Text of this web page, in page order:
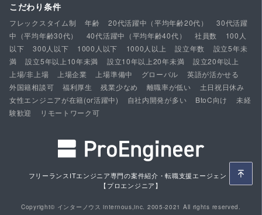
こだわり条件
フレックスタイム制 年齢 20代活躍中（平均年齢20代）
30代活躍
中（平均年齢30代）
40代活躍中（平均年齢40代） 社員数
100人
以下
300人以下 1000人以下 1000人以上 設立年数
設立5年未
満
設立5年以上10年未満 設立10年以上20年未満
設立20年以上
上場/非上場
上場企業 上場準備中 グローバル
英語が活かせる
外国籍相談可
福利厚生 残業少なめ 離職率が低い
土日祝日休み
女性エンジニアが在籍(or活躍中)
自社内開発が多い BtoC向け
未経
験歓迎
リモートワーク可
フリーランスITエンジニア専門の案件紹介・転職支援エージェント
【プロエンジニア】
Copyright© インターノウス internous,inc. 2005-2021 All rights reserved.